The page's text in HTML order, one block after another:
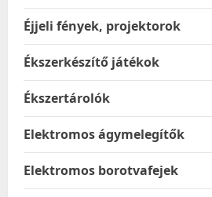
Éjjeli fények, projektorok
Ékszerkészítő játékok
Ékszertárolók
Elektromos ágymelegítők
Elektromos borotvafejek